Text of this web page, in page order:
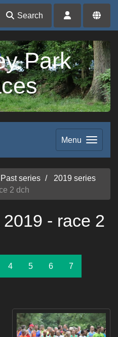
Search
Park
Menu
Past series
2019 series
2 dch
- race 2
4 5 6 7